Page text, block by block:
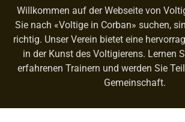
Willkommen auf der Webseite von
Sie nach «Voltige in Corban» suchen,
richtig. Unser Verein bietet eine
in der Kunst des Voltigierens. Lernen
erfahrenen Trainern und werden Sie
Gemeinschaft.